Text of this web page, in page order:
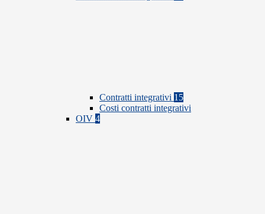
Contratti integrativi 15
Costi contratti integrativi
OIV 4